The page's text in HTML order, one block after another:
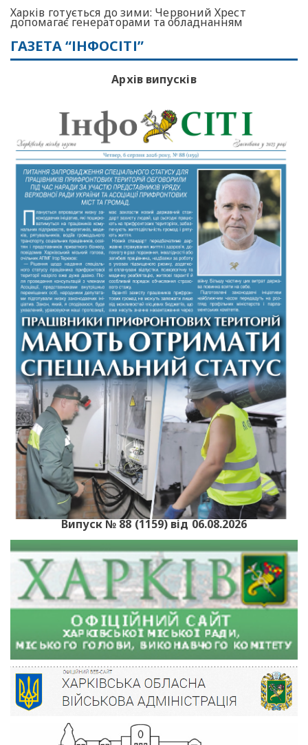
Харків готується до зими: Червоний Хрест
допомагає генераторами та обладнанням
ГАЗЕТА “ІНФОСІТІ”
Архів випусків
Випуск № 88 (1159) від 06.08.2026